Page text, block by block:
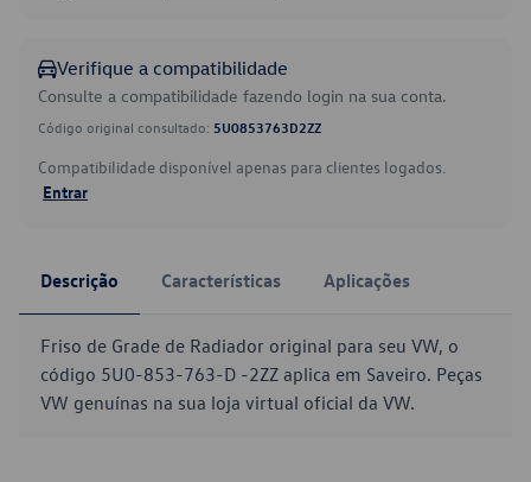
Verifique a compatibilidade
Consulte a compatibilidade fazendo login na sua conta.
Código original consultado: 5U0853763D2ZZ
Compatibilidade disponível apenas para clientes logados.
Entrar
Descrição Características Aplicações
Friso de Grade de Radiador original para seu VW, o
código 5U0-853-763-D -2ZZ aplica em Saveiro. Peças
VW genuínas na sua loja virtual oficial da VW.